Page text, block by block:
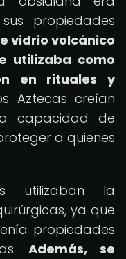
propiedades
vidrio volcánico
utilizaba como
en rituales y
Aztecas creían
capacidad de
a quienes
utilizaban la
ya que
propiedades
Además, se